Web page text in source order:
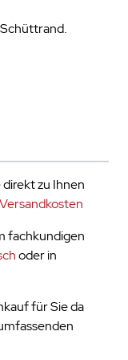
zu Ihnen
fachkundigen
oder in
für Sie da